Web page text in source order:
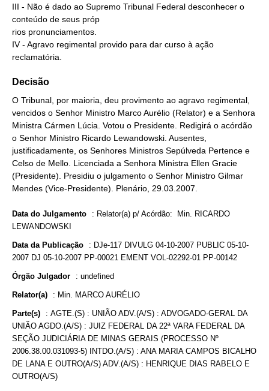
III - Não é dado ao Supremo Tribunal Federal desconhecer o
conteúdo de seus próp
rios pronunciamentos.
IV - Agravo regimental provido para dar curso à ação
reclamatória.
Decisão
O Tribunal, por maioria, deu provimento ao agravo regimental,
vencidos o Senhor Ministro Marco Aurélio (Relator) e a Senhora
Ministra Cármen Lúcia. Votou o Presidente. Redigirá o acórdão
o Senhor Ministro Ricardo Lewandowski. Ausentes,
justificadamente, os Senhores Ministros Sepúlveda Pertence e
Celso de Mello. Licenciada a Senhora Ministra Ellen Gracie
(Presidente). Presidiu o julgamento o Senhor Ministro Gilmar
Mendes (Vice-Presidente). Plenário, 29.03.2007.
Data do Julgamento : Relator(a) p/ Acórdão: Min. RICARDO
LEWANDOWSKI
Data da Publicação : DJe-117 DIVULG 04-10-2007 PUBLIC 05-10-
2007 DJ 05-10-2007 PP-00021 EMENT VOL-02292-01 PP-00142
Órgão Julgador : undefined
Relator(a) : Min. MARCO AURÉLIO
Parte(s) : AGTE.(S) : UNIÃO ADV.(A/S) : ADVOGADO-GERAL DA
UNIÃO AGDO.(A/S) : JUIZ FEDERAL DA 22ª VARA FEDERAL DA
SEÇÃO JUDICIÁRIA DE MINAS GERAIS (PROCESSO Nº
2006.38.00.031093-5) INTDO.(A/S) : ANA MARIA CAMPOS BICALHO
DE LANA E OUTRO(A/S) ADV.(A/S) : HENRIQUE DIAS RABELO E
OUTRO(A/S)